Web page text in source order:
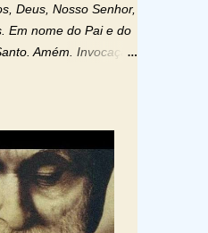
Deus, Nosso Senhor,
Em nome do Pai e do
Amém. Invocação
terra. Oremos: Ó
os corações dos
do Espírito Santo,
retamente todas as